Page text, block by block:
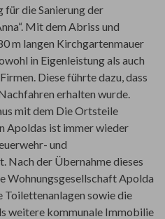
die Sanierung der
Mit dem Abriss und
m langen Kirchgartenmauer
in Eigenleistung als auch
Diese führte dazu, dass
erhalten wurde.
mit dem Die Ortsteile
Apoldas ist immer wieder
und
Nach der Übernahme dieses
Wohnungsgesellschaft Apolda
Toilettenanlagen sowie die
weitere kommunale Immobilie